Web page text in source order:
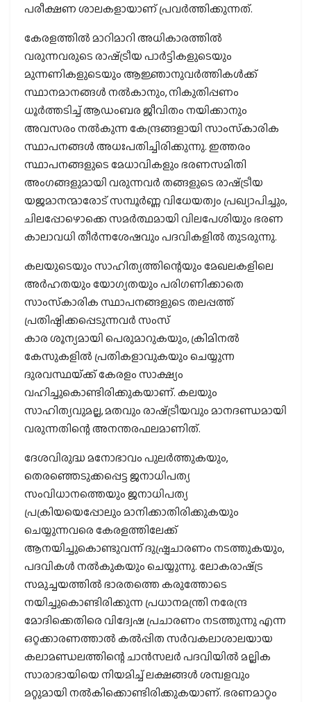
പരീക്ഷണ ശാലകളായാണ് പ്രവര്‍ത്തിക്കുന്നത്.
കേരളത്തില്‍ മാറിമാറി അധികാരത്തില്‍
വരുന്നവരുടെ രാഷ്‌ട്രീയ പാര്‍ട്ടികളുടെയും
മുന്നണികളുടെയും ആജ്ഞാനുവര്‍ത്തികള്‍ക്ക്
സ്ഥാനമാനങ്ങള്‍ നല്‍കാനും, നികുതിപ്പണം
ധൂര്‍ത്തടിച്ച് ആഡംബര ജീവിതം നയിക്കാനും
അവസരം നല്‍കുന്ന കേന്ദ്രങ്ങളായി സാംസ്‌കാരിക
സ്ഥാപനങ്ങള്‍ അധഃപതിച്ചിരിക്കുന്നു. ഇത്തരം
സ്ഥാപനങ്ങളുടെ മേധാവികളും ഭരണസമിതി
അംഗങ്ങളുമായി വരുന്നവര്‍ തങ്ങളുടെ രാഷ്‌ട്രീയ
യജമാനന്മാരോട് സമ്പൂര്‍ണ്ണ വിധേയത്വം പ്രഖ്യാപിച്ചും,
ചിലപ്പോഴൊക്കെ സമര്‍ത്ഥമായി വിലപേശിയും ഭരണ
കാലാവധി തീര്‍ന്നശേഷവും പദവികളില്‍ തുടരുന്നു.
കലയുടെയും സാഹിത്യത്തിന്റെയും മേഖലകളിലെ
അര്‍ഹതയും യോഗ്യതയും പരിഗണിക്കാതെ
സാംസ്‌കാരിക സ്ഥാപനങ്ങളുടെ തലപ്പത്ത്
പ്രതിഷ്ഠിക്കപ്പെടുന്നവര്‍ സംസ്
കാര ശൂന്യമായി പെരുമാറുകയും, ക്രിമിനല്‍
കേസുകളില്‍ പ്രതികളാവുകയും ചെയ്യുന്ന
ദുരവസ്ഥയ്‌ക്ക് കേരളം സാക്ഷ്യം
വഹിച്ചുകൊണ്ടിരിക്കുകയാണ്. കലയും
സാഹിത്യവുമല്ല, മതവും രാഷ്‌ട്രീയവും മാനദണ്ഡമായി
വരുന്നതിന്റെ അനന്തരഫലമാണിത്.
ദേശവിരുദ്ധ മനോഭാവം പുലര്‍ത്തുകയും,
തെരഞ്ഞെടുക്കപ്പെട്ട ജനാധിപത്യ
സംവിധാനത്തെയും ജനാധിപത്യ
പ്രക്രിയയെപ്പോലും മാനിക്കാതിരിക്കുകയും
ചെയ്യുന്നവരെ കേരളത്തിലേക്ക്
ആനയിച്ചുകൊണ്ടുവന്ന് ദുഷ്പ്രചാരണം നടത്തുകയും,
പദവികള്‍ നല്‍കുകയും ചെയ്യുന്നു. ലോകരാഷ്‌ട്ര
സമുച്ചയത്തില്‍ ഭാരതത്തെ കരുത്തോടെ
നയിച്ചുകൊണ്ടിരിക്കുന്ന പ്രധാനമന്ത്രി നരേന്ദ്ര
മോദിക്കെതിരെ വിദ്വേഷ പ്രചാരണം നടത്തുന്നു എന്ന
ഒറ്റക്കാരണത്താല്‍ കല്‍പ്പിത സര്‍വകലാശാലയായ
കലാമണ്ഡലത്തിന്റെ ചാന്‍സലര്‍ പദവിയില്‍ മല്ലിക
സാരാഭായിയെ നിയമിച്ച് ലക്ഷങ്ങള്‍ ശമ്പളവും
മറ്റുമായി നല്‍കിക്കൊണ്ടിരിക്കുകയാണ്. ഭരണമാറ്റം